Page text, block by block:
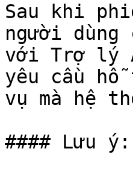
Sau khi
người
với Trợ lý
yêu cầu
vụ mà hệ
#### Lưu ý: